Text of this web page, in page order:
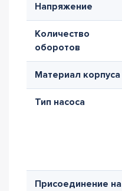
Напряжение
Количество
оборотов
Материал корпуса
Тип насоса
Присоединение на